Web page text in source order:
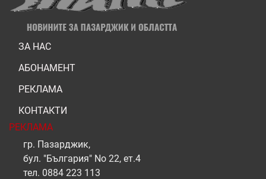
ЗА НАС
АБОНАМЕНТ
РЕКЛАМА
КОНТАКТИ
РЕКЛАМА
гр. Пазарджик,
бул. "България" No 22, ет.4
тел. 0884 223 113